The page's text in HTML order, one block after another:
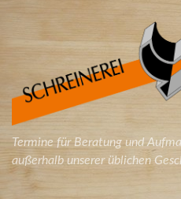
Termine für Beratung und
außerhalb unserer üblichen